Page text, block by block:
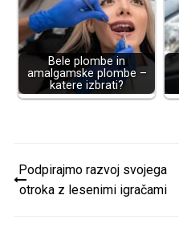
Bele plombe in
amalgamske plombe –
katere izbrati?
prispevka
Podpirajmo razvoj svojega
otroka z lesenimi igračami